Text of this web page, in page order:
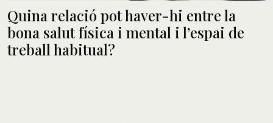
Quina relació pot haver-hi entre la
bona salut física i mental i l’espai de
treball habitual?